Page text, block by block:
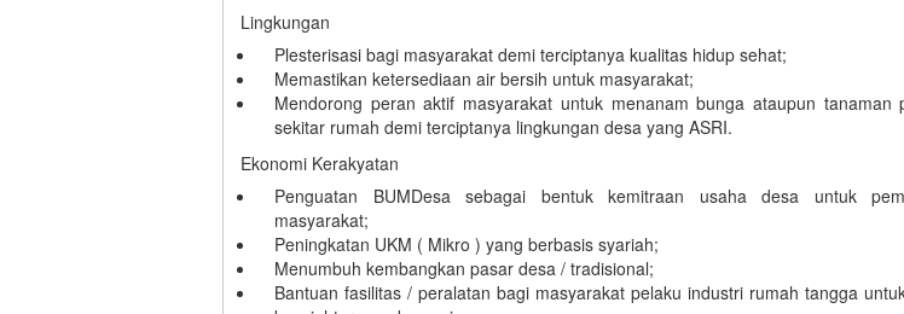
Lingkungan
Plesterisasi bagi masyarakat demi terciptanya kualitas hidup sehat;
Memastikan ketersediaan air bersih untuk masyarakat;
Mendorong peran aktif masyarakat untuk menanam bunga ataupun tanaman
sekitar rumah demi terciptanya lingkungan desa yang ASRI.
Ekonomi Kerakyatan
Penguatan BUMDesa sebagai bentuk kemitraan usaha desa untuk
masyarakat;
Peningkatan UKM ( Mikro ) yang berbasis syariah;
Menumbuh kembangkan pasar desa / tradisional;
Bantuan fasilitas / peralatan bagi masyarakat pelaku industri rumah tangga